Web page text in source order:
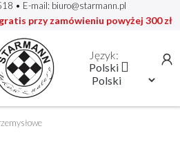
• E-mail: biuro@starmann.pl
przy zamówieniu powyżej 300 zł
Język:
Polski 